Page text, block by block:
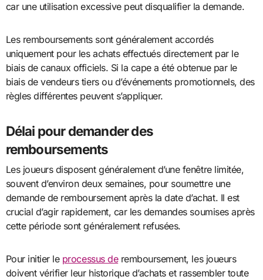
car une utilisation excessive peut disqualifier la demande.
Les remboursements sont généralement accordés
uniquement pour les achats effectués directement par le
biais de canaux officiels. Si la cape a été obtenue par le
biais de vendeurs tiers ou d’événements promotionnels, des
règles différentes peuvent s’appliquer.
Délai pour demander des
remboursements
Les joueurs disposent généralement d’une fenêtre limitée,
souvent d’environ deux semaines, pour soumettre une
demande de remboursement après la date d’achat. Il est
crucial d’agir rapidement, car les demandes soumises après
cette période sont généralement refusées.
Pour initier le processus deremboursement, les joueurs
doivent vérifier leur historique d’achats et rassembler toute